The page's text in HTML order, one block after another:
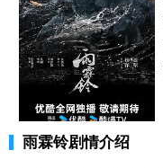
雨霖铃剧情介绍